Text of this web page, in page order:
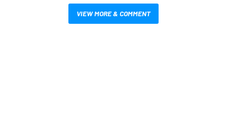
VIEW MORE & COMMENT